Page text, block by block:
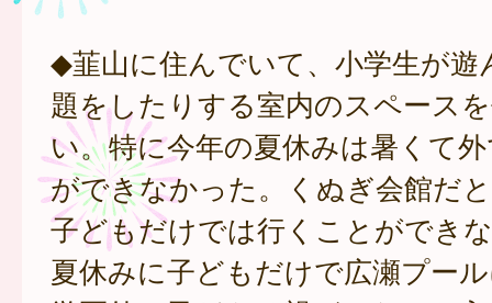
◆韮山に住んでいて、小学生が遊
題をしたりする室内のスペース
い。特に今年の夏休みは暑くて
ができなかった。くぬぎ会館だ
子どもだけでは行くことができ
夏休みに子どもだけで広瀬プー